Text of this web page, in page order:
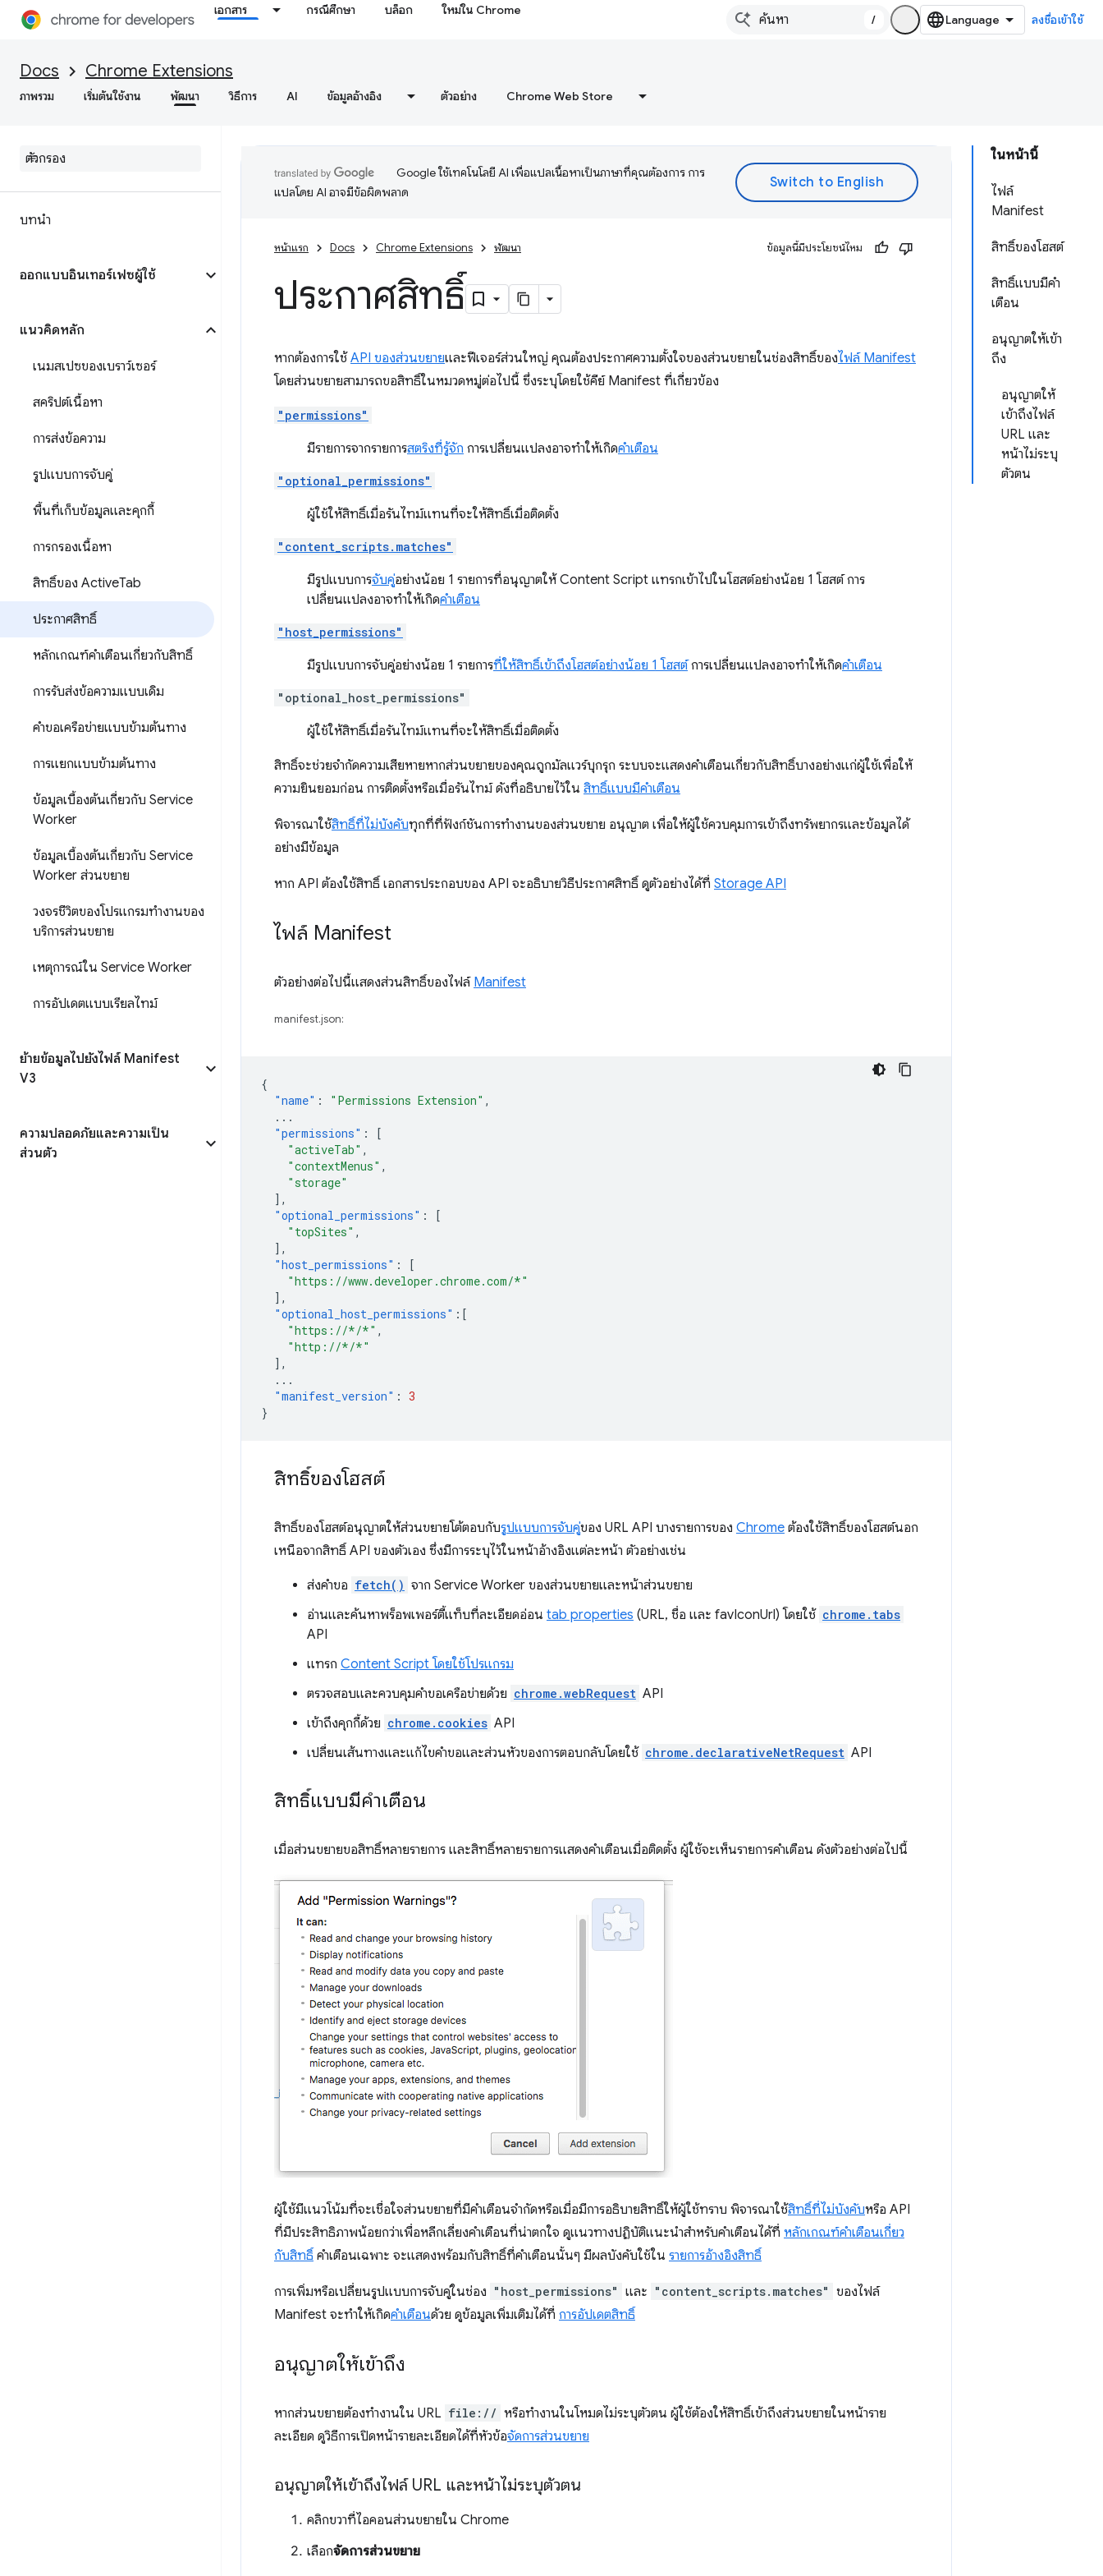
เอกสาร กรณีศึกษา บล็อก ใหม่ใน Chrome
/ ลงชื่อเข้าใช้
Docs Chrome Extensions
ภาพรวม เริ่มต้นใช้งาน พัฒนา วิธีการ AI ข้อมูลอ้างอิง ตัวอย่าง Chrome Web Store
บทนำ
ออกแบบอินเทอร์เฟซผู้ใช้
แนวคิดหลัก
เนมสเปซของเบราว์เซอร์
สคริปต์เนื้อหา
การส่งข้อความ
รูปแบบการจับคู่
พื้นที่เก็บข้อมูลและคุกกี้
การกรองเนื้อหา
สิทธิ์ของ ActiveTab
ประกาศสิทธิ์
หลักเกณฑ์คำเตือนเกี่ยวกับสิทธิ์
การรับส่งข้อความแบบเดิม
คำขอเครือข่ายแบบข้ามต้นทาง
การแยกแบบข้ามต้นทาง
ข้อมูลเบื้องต้นเกี่ยวกับ Service
Worker
ข้อมูลเบื้องต้นเกี่ยวกับ Service
Worker ส่วนขยาย
วงจรชีวิตของโปรแกรมทำงานของ
บริการส่วนขยาย
เหตุการณ์ใน Service Worker
การอัปเดตแบบเรียลไทม์
ย้ายข้อมูลไปยังไฟล์ Manifest
V3
ความปลอดภัยและความเป็น
ส่วนตัว
ในหน้านี้
ไฟล์
Manifest
สิทธิ์ของโฮสต์
สิทธิ์แบบมีคำ
เตือน
อนุญาตให้เข้า
ถึง
อนุญาตให้
เข้าถึงไฟล์
URL และ
หน้าไม่ระบุ
ตัวตน
Google ใช้เทคโนโลยี AI เพื่อแปลเนื้อหาเป็นภาษาที่คุณต้องการ การ
แปลโดย AI อาจมีข้อผิดพลาด
หน้าแรก Docs Chrome Extensions พัฒนา ข้อมูลนี้มีประโยชน์ไหม
ประกาศสิทธิ์
หากต้องการใช้ API ของส่วนขยายและฟีเจอร์ส่วนใหญ่ คุณต้องประกาศความตั้งใจของส่วนขยายในช่องสิทธิ์ของไฟล์ Manifest
โดยส่วนขยายสามารถขอสิทธิ์ในหมวดหมู่ต่อไปนี้ ซึ่งระบุโดยใช้คีย์ Manifest ที่เกี่ยวข้อง
"permissions"
มีรายการจากรายการสตริงที่รู้จัก การเปลี่ยนแปลงอาจทำให้เกิดคำเตือน
"optional_permissions"
ผู้ใช้ให้สิทธิ์เมื่อรันไทม์แทนที่จะให้สิทธิ์เมื่อติดตั้ง
"content_scripts.matches"
มีรูปแบบการจับคู่อย่างน้อย 1 รายการที่อนุญาตให้ Content Script แทรกเข้าไปในโฮสต์อย่างน้อย 1 โฮสต์ การ
เปลี่ยนแปลงอาจทำให้เกิดคำเตือน
"host_permissions"
มีรูปแบบการจับคู่อย่างน้อย 1 รายการที่ให้สิทธิ์เข้าถึงโฮสต์อย่างน้อย 1 โฮสต์การเปลี่ยนแปลงอาจทำให้เกิดคำเตือน
"optional_host_permissions"
ผู้ใช้ให้สิทธิ์เมื่อรันไทม์แทนที่จะให้สิทธิ์เมื่อติดตั้ง
สิทธิ์จะช่วยจำกัดความเสียหายหากส่วนขยายของคุณถูกมัลแวร์บุกรุก ระบบจะแสดงคำเตือนเกี่ยวกับสิทธิ์บางอย่างแก่ผู้ใช้เพื่อให้
ความยินยอมก่อน การติดตั้งหรือเมื่อรันไทม์ ดังที่อธิบายไว้ใน สิทธิ์แบบมีคำเตือน
พิจารณาใช้สิทธิ์ที่ไม่บังคับทุกที่ที่ฟังก์ชันการทำงานของส่วนขยาย อนุญาต เพื่อให้ผู้ใช้ควบคุมการเข้าถึงทรัพยากรและข้อมูลได้
อย่างมีข้อมูล
หาก API ต้องใช้สิทธิ์ เอกสารประกอบของ API จะอธิบายวิธีประกาศสิทธิ์ ดูตัวอย่างได้ที่ Storage API
ไฟล์ Manifest
ตัวอย่างต่อไปนี้แสดงส่วนสิทธิ์ของไฟล์ Manifest
manifest.json:
{
"name" : "Permissions Extension" ,
...
"permissions" :
[
"activeTab" ,
"contextMenus" ,
"storage"
],
"optional_permissions" :
[
"topSites" ,
],
"host_permissions" :
[
"https://www.developer.chrome.com/*"
],
"optional_host_permissions" :[
"https://*/*" ,
"http://*/*"
],
...
"manifest_version" : 3
}
สิทธิ์ของโฮสต์
สิทธิ์ของโฮสต์อนุญาตให้ส่วนขยายโต้ตอบกับรูปแบบการจับคู่ของ URL API บางรายการของ Chrome ต้องใช้สิทธิ์ของโฮสต์นอก
เหนือจากสิทธิ์ API ของตัวเอง ซึ่งมีการระบุไว้ในหน้าอ้างอิงแต่ละหน้า ตัวอย่างเช่น
ส่งคำขอ fetch() จาก Service Worker ของส่วนขยายและหน้าส่วนขยาย
อ่านและค้นหาพร็อพเพอร์ตี้แท็บที่ละเอียดอ่อน tab properties (URL, ชื่อ และ favIconUrl) โดยใช้ chrome.tabs
API
แทรก Content Script โดยใช้โปรแกรม
ตรวจสอบและควบคุมคำขอเครือข่ายด้วย chrome.webRequest API
เข้าถึงคุกกี้ด้วย chrome.cookies API
เปลี่ยนเส้นทางและแก้ไขคำขอและส่วนหัวของการตอบกลับโดยใช้ chrome.declarativeNetRequest API
สิทธิ์แบบมีคำเตือน
เมื่อส่วนขยายขอสิทธิ์หลายรายการ และสิทธิ์หลายรายการแสดงคำเตือนเมื่อติดตั้ง ผู้ใช้จะเห็นรายการคำเตือน ดังตัวอย่างต่อไปนี้
ผู้ใช้มีแนวโน้มที่จะเชื่อใจส่วนขยายที่มีคำเตือนจำกัดหรือเมื่อมีการอธิบายสิทธิ์ให้ผู้ใช้ทราบ พิจารณาใช้สิทธิ์ที่ไม่บังคับหรือ API
ที่มีประสิทธิภาพน้อยกว่าเพื่อหลีกเลี่ยงคำเตือนที่น่าตกใจ ดูแนวทางปฏิบัติแนะนำสำหรับคำเตือนได้ที่ หลักเกณฑ์คำเตือนเกี่ยว
กับสิทธิ์ คำเตือนเฉพาะ จะแสดงพร้อมกับสิทธิ์ที่คำเตือนนั้นๆ มีผลบังคับใช้ใน รายการอ้างอิงสิทธิ์
การเพิ่มหรือเปลี่ยนรูปแบบการจับคู่ในช่อง "host_permissions" และ "content_scripts.matches" ของไฟล์
Manifest จะทำให้เกิดคำเตือนด้วย ดูข้อมูลเพิ่มเติมได้ที่ การอัปเดตสิทธิ์
อนุญาตให้เข้าถึง
หากส่วนขยายต้องทำงานใน URL file:// หรือทำงานในโหมดไม่ระบุตัวตน ผู้ใช้ต้องให้สิทธิ์เข้าถึงส่วนขยายในหน้าราย
ละเอียด ดูวิธีการเปิดหน้ารายละเอียดได้ที่หัวข้อจัดการส่วนขยาย
อนุญาตให้เข้าถึงไฟล์ URL และหน้าไม่ระบุตัวตน
คลิกขวาที่ไอคอนส่วนขยายใน Chrome
เลือกจัดการส่วนขยาย